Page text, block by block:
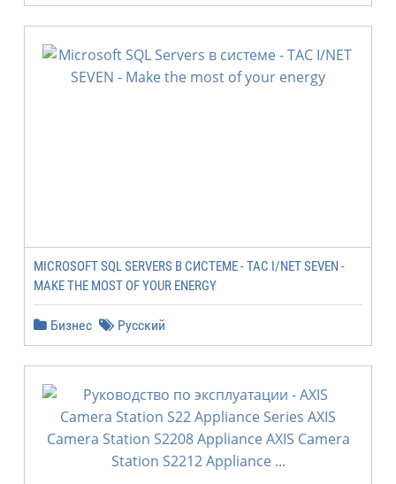
MICROSOFT SQL SERVERS В СИСТЕМЕ - ТАС I/NET SEVEN -
MAKE THE MOST OF YOUR ENERGY
Бизнес Русский